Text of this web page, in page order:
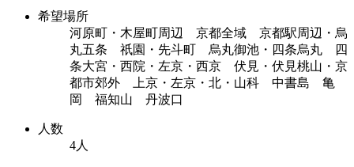
希望場所
河原町・木屋町周辺 京都全域 京都駅周辺・烏
丸五条 祇園・先斗町 烏丸御池・四条烏丸 四
条大宮・西院・左京・西京 伏見・伏見桃山・京
都市郊外 上京・左京・北・山科 中書島 亀
岡 福知山 丹波口
人数
4人